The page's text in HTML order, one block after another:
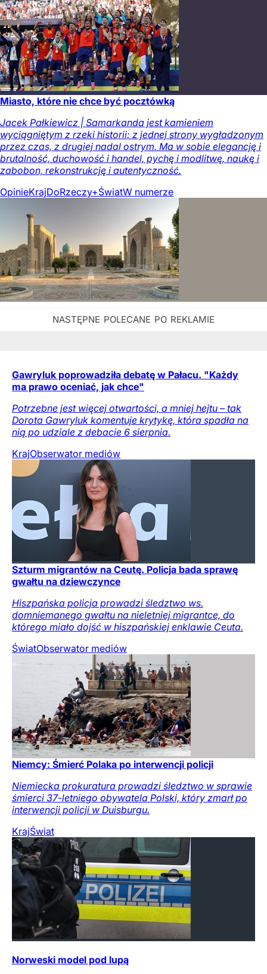
Miasto, które nie chce być pocztówką
Jacek Pałkiewicz | Samarkanda jest kamieniem
wyciągniętym z rzeki historii: z jednej strony wygładzonym
przez czas, z drugiej nadal ostrym. Ma w sobie elegancję i
brutalność, duchowość i handel, pychę i modlitwę, naukę i
zabobon, rekonstrukcję i autentyczność.
OpinieKrajDoRzeczy+ŚwiatW numerze
Gawryluk poprowadziła debatę w Pałacu. "Każdy
ma prawo oceniać, jak chce"
Potrzebne jest więcej otwartości, a mniej hejtu – tak
Dorota Gawryluk komentuje krytykę, która spadła na
nią po udziale z debacie 6 sierpnia.
KrajObserwator mediów
Szturm migrantów na Ceutę. Policja bada sprawę
gwałtu na dziewczynce
Hiszpańska policja prowadzi śledztwo ws.
domniemanego gwałtu na nieletniej migrantce, do
którego miało dojść w hiszpańskiej enklawie Ceuta.
ŚwiatObserwator mediów
Niemcy: Śmierć Polaka po interwencji policji
Niemiecka prokuratura prowadzi śledztwo w sprawie
śmierci 37-letniego obywatela Polski, który zmarł po
interwencji policji w Duisburgu.
KrajŚwiat
Norweski model pod lupą